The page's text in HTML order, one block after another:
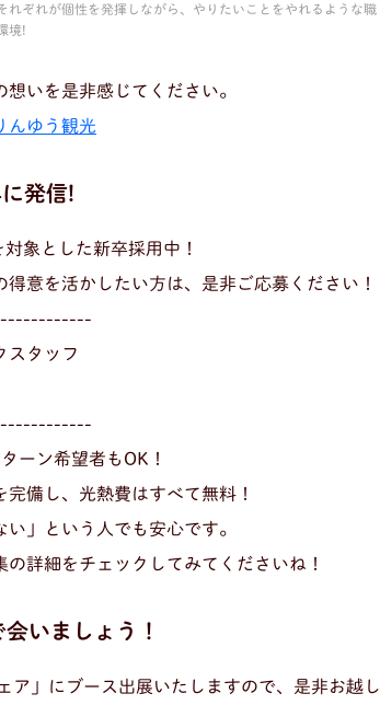
れぞれが個性を発揮しながら、やりたいことをやれるような職
境!
いを是非感じてください。
んゆう観光
発信!
象とした新卒採用中！
意を活かしたい方は、是非ご応募ください！
スタッフ
ーン希望者もOK！
備し、光熱費はすべて無料！
」という人でも安心です。
詳細をチェックしてみてくださいね！
いましょう！
ア」にブース出展いたしますので、是非お越し